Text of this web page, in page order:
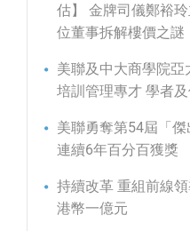
估】 金牌司儀鄭裕
位董事拆解樓價之謎
美聯及中大商學院
培訓管理專才 學者
美聯勇奪第54屆「
連續6年百分百獲獎
持續改革 重組前線
港幣一億元